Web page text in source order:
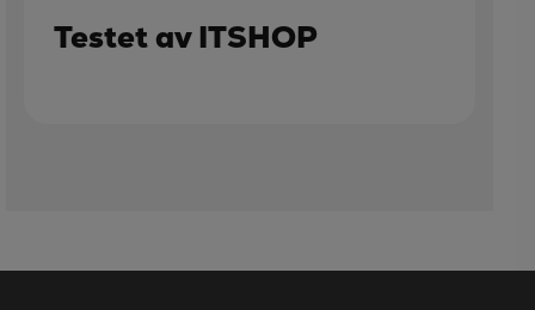
Testet av ITSHOP